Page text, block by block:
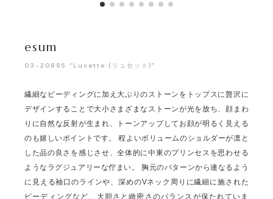
esum
03-20895 “Lucette (リュセット)”
繊細なビーディングに加え大ぶりのストーンをトップスに贅沢に
デザインすることで大小さまざまなストーンが光を放ち、顔まわ
りに自然な反射が生まれ、トーンアップしてお顔が明るく見える
のも嬉しいポイントです。 程よいボリュームのショルダーが凛と
した品の良さを感じさせ、全体的に中東のプリンセスを思わせる
ようなラグジュアリーな佇まい。 胸元のパターンから連なるよう
に見える袖口のラインや、深めのVネック周りに繊細に施された
ビーディングなど、大胆さと緻密さのバランスが保たれていま